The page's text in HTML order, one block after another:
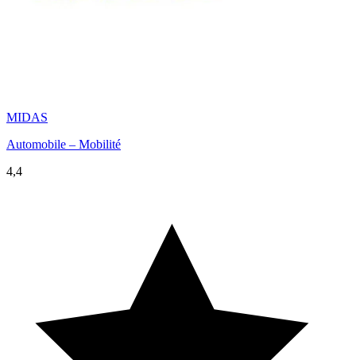
MIDAS
Automobile – Mobilité
4,4